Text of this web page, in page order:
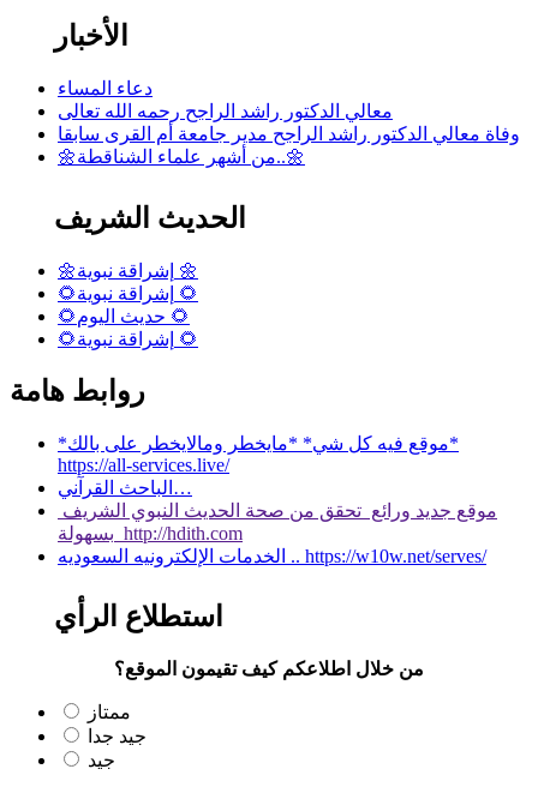
الأخبار
دعاء المساء
معالي الدكتور راشد الراجح رحمه الله تعالى
وفاة معالي الدكتور راشد الراجح مدير جامعة أم القرى سابقا
🌼من أشهر علماء الشناقطة..🌼
الحديث الشريف
🌼إشراقة نبوية 🌼
🌻إشراقة نبوية 🌻
🌻حديث اليوم 🌻
🌻إشراقة نبوية 🌻
روابط هامة
*موقع فيه كل شي* *مايخطر ومالايخطر على بالك*
https://all-services.live/
الباحث القرآني…
موقع جديد ورائع تحقق من صحة الحديث النبوي الشريف
بسهولة http://hdith.com
الخدمات الإلكترونيه السعوديه .. https://w10w.net/serves/
استطلاع الرأي
من خلال اطلاعكم كيف تقيمون الموقع؟
ممتاز
جيد جدا
جيد